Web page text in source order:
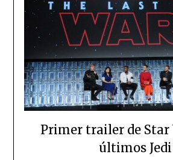
Primer trailer de Star
últimos Jedi